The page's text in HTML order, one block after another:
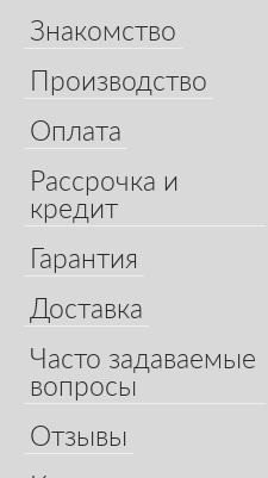
Знакомство
Производство
Оплата
Рассрочка и
кредит
Гарантия
Доставка
Часто задаваемые
вопросы
Отзывы